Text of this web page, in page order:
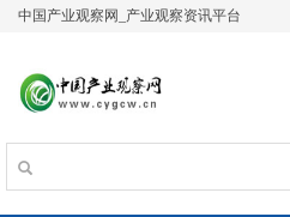
中国产业观察网_产业观察资讯平台